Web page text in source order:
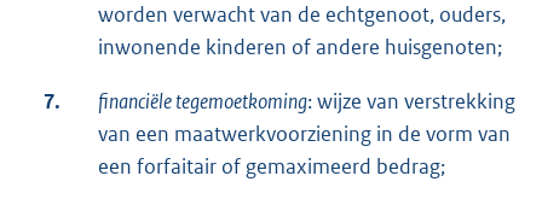
worden verwacht van de echtgenoot, ouders,
inwonende kinderen of andere huisgenoten;
7. financiële tegemoetkoming: wijze van verstrekking
van een maatwerkvoorziening in de vorm van
een forfaitair of gemaximeerd bedrag;